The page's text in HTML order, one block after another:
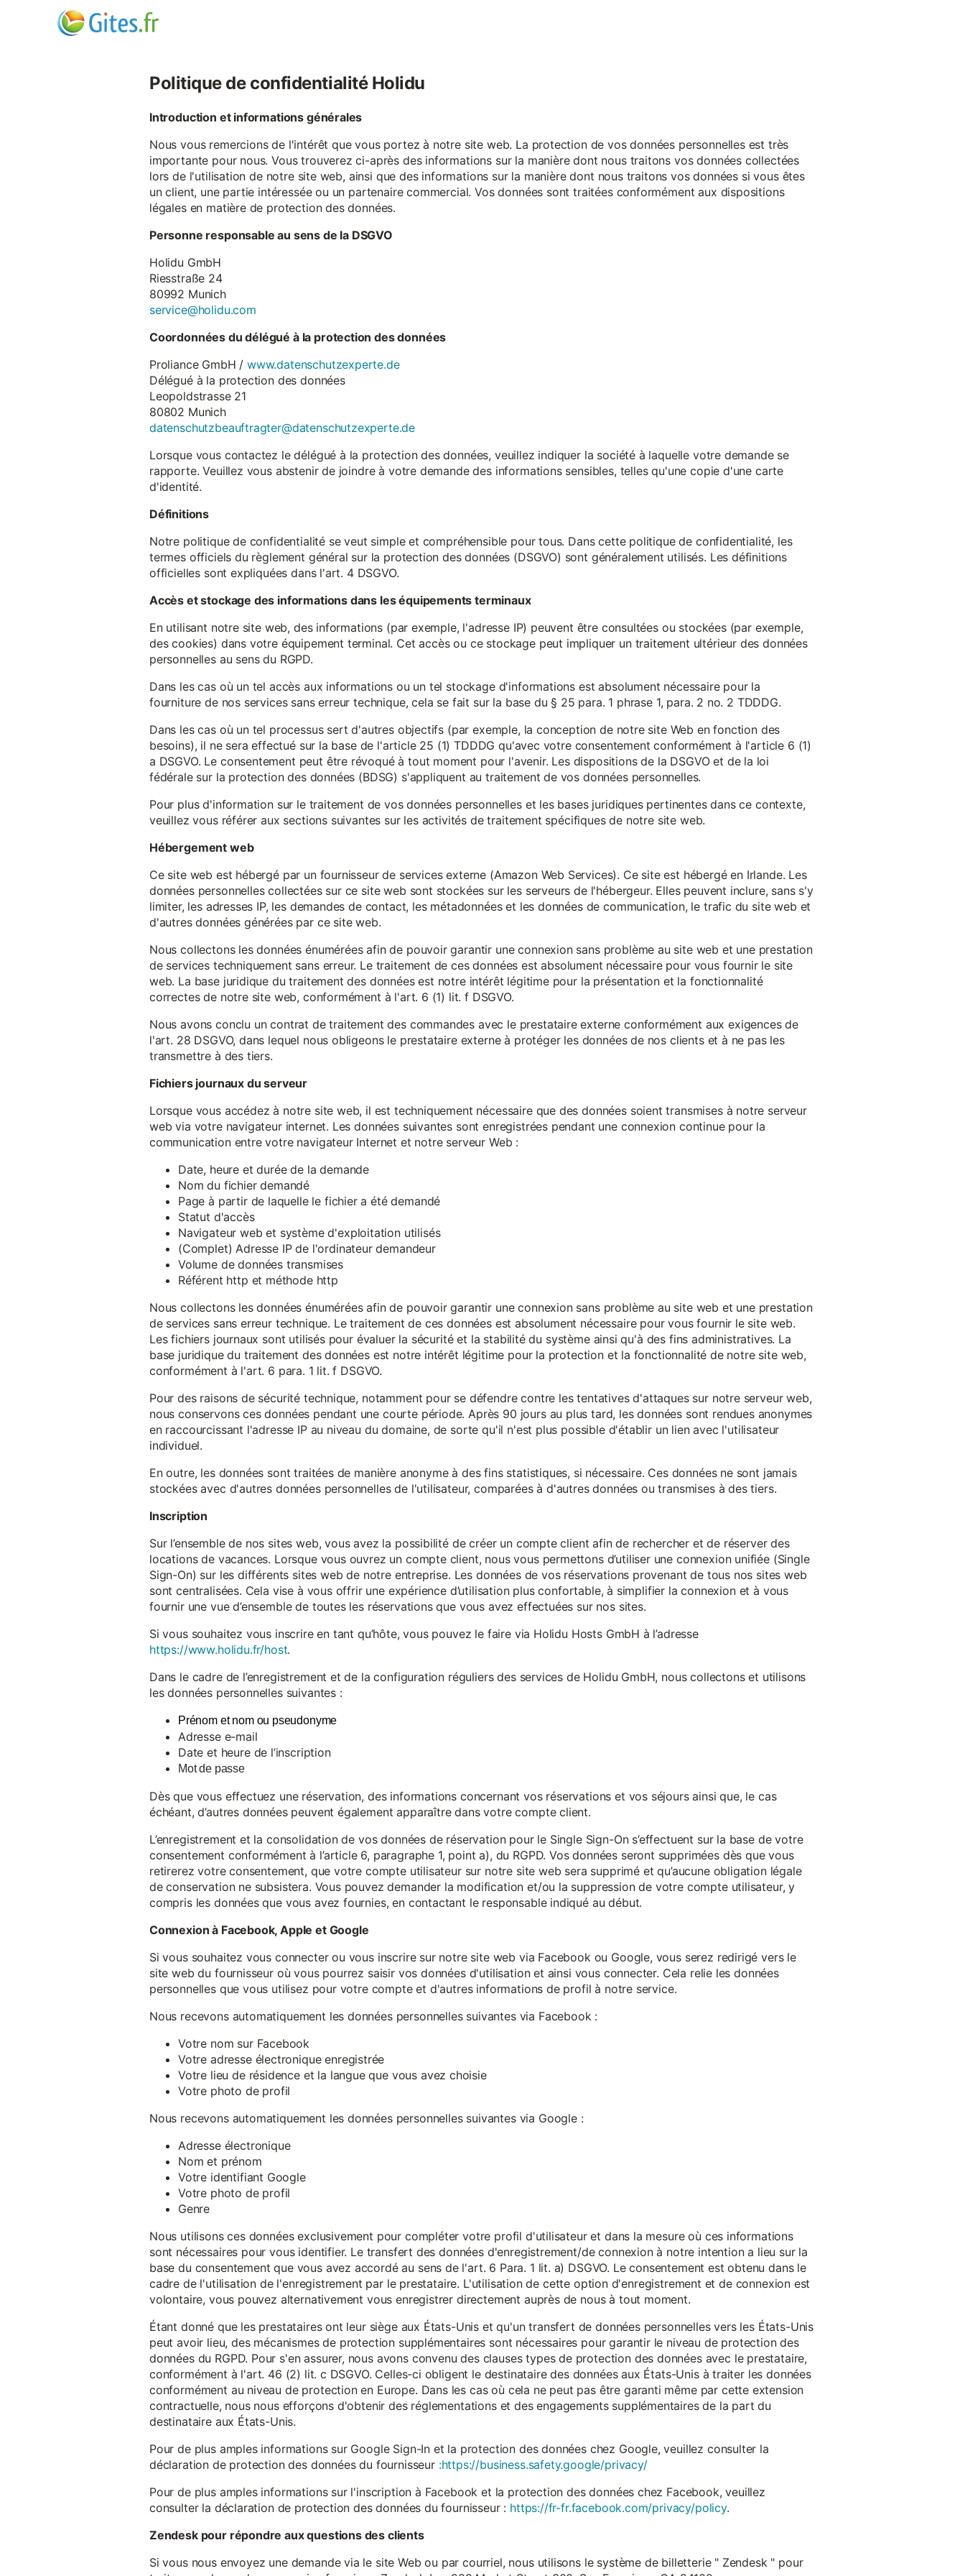
Politique de confidentialité Holidu
Introduction et informations générales
Nous vous remercions de l'intérêt que vous portez à notre site web. La protection de vos données personnelles est très
importante pour nous. Vous trouverez ci-après des informations sur la manière dont nous traitons vos données collectées
lors de l'utilisation de notre site web, ainsi que des informations sur la manière dont nous traitons vos données si vous êtes
un client, une partie intéressée ou un partenaire commercial. Vos données sont traitées conformément aux dispositions
légales en matière de protection des données.
Personne responsable au sens de la DSGVO
Holidu GmbH
Riesstraße 24
80992 Munich
service@holidu.com
Coordonnées du délégué à la protection des données
Proliance GmbH /www.datenschutzexperte.de
Délégué à la protection des données
Leopoldstrasse 21
80802 Munich
datenschutzbeauftragter@datenschutzexperte.de
Lorsque vous contactez le délégué à la protection des données, veuillez indiquer la société à laquelle votre demande se
rapporte. Veuillez vous abstenir de joindre à votre demande des informations sensibles, telles qu'une copie d'une carte
d'identité.
Définitions
Notre politique de confidentialité se veut simple et compréhensible pour tous. Dans cette politique de confidentialité, les
termes officiels du règlement général sur la protection des données (DSGVO) sont généralement utilisés. Les définitions
officielles sont expliquées dans l'art. 4 DSGVO.
Accès et stockage des informations dans les équipements terminaux
En utilisant notre site web, des informations (par exemple, l'adresse IP) peuvent être consultées ou stockées (par exemple,
des cookies) dans votre équipement terminal. Cet accès ou ce stockage peut impliquer un traitement ultérieur des données
personnelles au sens du RGPD.
Dans les cas où un tel accès aux informations ou un tel stockage d'informations est absolument nécessaire pour la
fourniture de nos services sans erreur technique, cela se fait sur la base du § 25 para. 1 phrase 1, para. 2 no. 2 TDDDG.
Dans les cas où un tel processus sert d'autres objectifs (par exemple, la conception de notre site Web en fonction des
besoins), il ne sera effectué sur la base de l'article 25 (1) TDDDG qu'avec votre consentement conformément à l'article 6 (1)
a DSGVO. Le consentement peut être révoqué à tout moment pour l'avenir. Les dispositions de la DSGVO et de la loi
fédérale sur la protection des données (BDSG) s'appliquent au traitement de vos données personnelles.
Pour plus d'information sur le traitement de vos données personnelles et les bases juridiques pertinentes dans ce contexte,
veuillez vous référer aux sections suivantes sur les activités de traitement spécifiques de notre site web.
Hébergement web
Ce site web est hébergé par un fournisseur de services externe (Amazon Web Services). Ce site est hébergé en Irlande. Les
données personnelles collectées sur ce site web sont stockées sur les serveurs de l'hébergeur. Elles peuvent inclure, sans s'y
limiter, les adresses IP, les demandes de contact, les métadonnées et les données de communication, le trafic du site web et
d'autres données générées par ce site web.
Nous collectons les données énumérées afin de pouvoir garantir une connexion sans problème au site web et une prestation
de services techniquement sans erreur. Le traitement de ces données est absolument nécessaire pour vous fournir le site
web. La base juridique du traitement des données est notre intérêt légitime pour la présentation et la fonctionnalité
correctes de notre site web, conformément à l'art. 6 (1) lit. f DSGVO.
Nous avons conclu un contrat de traitement des commandes avec le prestataire externe conformément aux exigences de
l'art. 28 DSGVO, dans lequel nous obligeons le prestataire externe à protéger les données de nos clients et à ne pas les
transmettre à des tiers.
Fichiers journaux du serveur
Lorsque vous accédez à notre site web, il est techniquement nécessaire que des données soient transmises à notre serveur
web via votre navigateur internet. Les données suivantes sont enregistrées pendant une connexion continue pour la
communication entre votre navigateur Internet et notre serveur Web :
Date, heure et durée de la demande
Nom du fichier demandé
Page à partir de laquelle le fichier a été demandé
Statut d'accès
Navigateur web et système d'exploitation utilisés
(Complet) Adresse IP de l'ordinateur demandeur
Volume de données transmises
Référent http et méthode http
Nous collectons les données énumérées afin de pouvoir garantir une connexion sans problème au site web et une prestation
de services sans erreur technique. Le traitement de ces données est absolument nécessaire pour vous fournir le site web.
Les fichiers journaux sont utilisés pour évaluer la sécurité et la stabilité du système ainsi qu'à des fins administratives. La
base juridique du traitement des données est notre intérêt légitime pour la protection et la fonctionnalité de notre site web,
conformément à l'art. 6 para. 1 lit. f DSGVO.
Pour des raisons de sécurité technique, notamment pour se défendre contre les tentatives d'attaques sur notre serveur web,
nous conservons ces données pendant une courte période. Après 90 jours au plus tard, les données sont rendues anonymes
en raccourcissant l'adresse IP au niveau du domaine, de sorte qu'il n'est plus possible d'établir un lien avec l'utilisateur
individuel.
En outre, les données sont traitées de manière anonyme à des fins statistiques, si nécessaire. Ces données ne sont jamais
stockées avec d'autres données personnelles de l'utilisateur, comparées à d'autres données ou transmises à des tiers.
Inscription
Sur l’ensemble de nos sites web, vous avez la possibilité de créer un compte client afin de rechercher et de réserver des
locations de vacances. Lorsque vous ouvrez un compte client, nous vous permettons d’utiliser une connexion unifiée (Single
Sign-On) sur les différents sites web de notre entreprise. Les données de vos réservations provenant de tous nos sites web
sont centralisées. Cela vise à vous offrir une expérience d’utilisation plus confortable, à simplifier la connexion et à vous
fournir une vue d’ensemble de toutes les réservations que vous avez effectuées sur nos sites.
Si vous souhaitez vous inscrire en tant qu’hôte, vous pouvez le faire via Holidu Hosts GmbH à l’adresse
https://www.holidu.fr/host.
Dans le cadre de l’enregistrement et de la configuration réguliers des services de Holidu GmbH, nous collectons et utilisons
les données personnelles suivantes :
Prénom et nom ou pseudonyme
Adresse e-mail
Date et heure de l’inscription
Mot de passe
Dès que vous effectuez une réservation, des informations concernant vos réservations et vos séjours ainsi que, le cas
échéant, d’autres données peuvent également apparaître dans votre compte client.
L’enregistrement et la consolidation de vos données de réservation pour le Single Sign-On s’effectuent sur la base de votre
consentement conformément à l’article 6, paragraphe 1, point a), du RGPD. Vos données seront supprimées dès que vous
retirerez votre consentement, que votre compte utilisateur sur notre site web sera supprimé et qu’aucune obligation légale
de conservation ne subsistera. Vous pouvez demander la modification et/ou la suppression de votre compte utilisateur, y
compris les données que vous avez fournies, en contactant le responsable indiqué au début.
Connexion à Facebook, Apple et Google
Si vous souhaitez vous connecter ou vous inscrire sur notre site web via Facebook ou Google, vous serez redirigé vers le
site web du fournisseur où vous pourrez saisir vos données d'utilisation et ainsi vous connecter. Cela relie les données
personnelles que vous utilisez pour votre compte et d'autres informations de profil à notre service.
Nous recevons automatiquement les données personnelles suivantes via Facebook :
Votre nom sur Facebook
Votre adresse électronique enregistrée
Votre lieu de résidence et la langue que vous avez choisie
Votre photo de profil
Nous recevons automatiquement les données personnelles suivantes via Google :
Adresse électronique
Nom et prénom
Votre identifiant Google
Votre photo de profil
Genre
Nous utilisons ces données exclusivement pour compléter votre profil d'utilisateur et dans la mesure où ces informations
sont nécessaires pour vous identifier. Le transfert des données d'enregistrement/de connexion à notre intention a lieu sur la
base du consentement que vous avez accordé au sens de l'art. 6 Para. 1 lit. a) DSGVO. Le consentement est obtenu dans le
cadre de l'utilisation de l'enregistrement par le prestataire. L'utilisation de cette option d'enregistrement et de connexion est
volontaire, vous pouvez alternativement vous enregistrer directement auprès de nous à tout moment.
Étant donné que les prestataires ont leur siège aux États-Unis et qu'un transfert de données personnelles vers les États-Unis
peut avoir lieu, des mécanismes de protection supplémentaires sont nécessaires pour garantir le niveau de protection des
données du RGPD. Pour s'en assurer, nous avons convenu des clauses types de protection des données avec le prestataire,
conformément à l'art. 46 (2) lit. c DSGVO. Celles-ci obligent le destinataire des données aux États-Unis à traiter les données
conformément au niveau de protection en Europe. Dans les cas où cela ne peut pas être garanti même par cette extension
contractuelle, nous nous efforçons d'obtenir des réglementations et des engagements supplémentaires de la part du
destinataire aux États-Unis.
Pour de plus amples informations sur Google Sign-In et la protection des données chez Google, veuillez consulter la
déclaration de protection des données du fournisseur :https://business.safety.google/privacy/
Pour de plus amples informations sur l'inscription à Facebook et la protection des données chez Facebook, veuillez
consulter la déclaration de protection des données du fournisseur : https://fr-fr.facebook.com/privacy/policy.
Zendesk pour répondre aux questions des clients
Si vous nous envoyez une demande via le site Web ou par courriel, nous utilisons le système de billetterie " Zendesk " pour